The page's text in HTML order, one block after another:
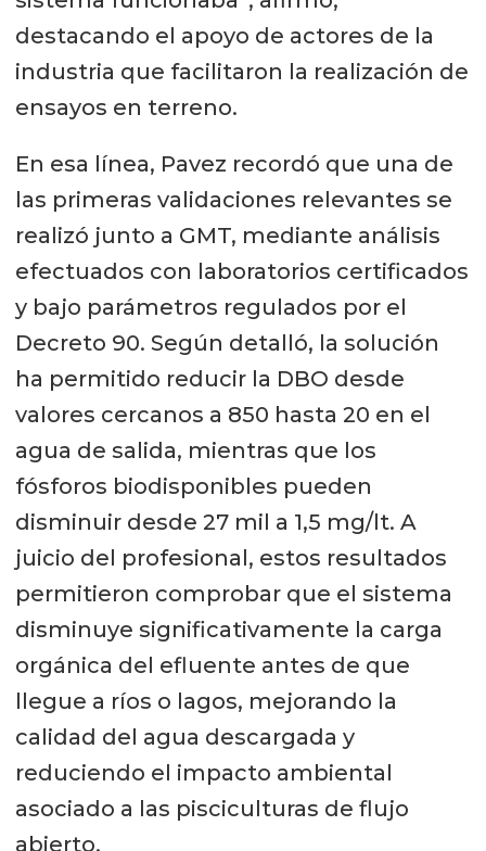
destacando el apoyo de actores de la
industria que facilitaron la realización de
ensayos en terreno.
En esa línea, Pavez recordó que una de
las primeras validaciones relevantes se
realizó junto a GMT, mediante análisis
efectuados con laboratorios certificados
y bajo parámetros regulados por el
Decreto 90. Según detalló, la solución
ha permitido reducir la DBO desde
valores cercanos a 850 hasta 20 en el
agua de salida, mientras que los
fósforos biodisponibles pueden
disminuir desde 27 mil a 1,5 mg/lt. A
juicio del profesional, estos resultados
permitieron comprobar que el sistema
disminuye significativamente la carga
orgánica del efluente antes de que
llegue a ríos o lagos, mejorando la
calidad del agua descargada y
reduciendo el impacto ambiental
asociado a las pisciculturas de flujo
abierto.